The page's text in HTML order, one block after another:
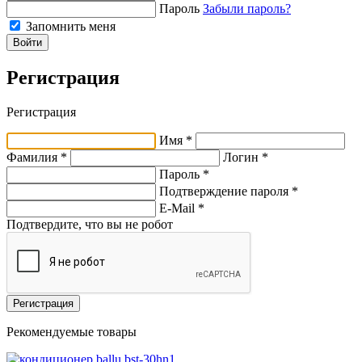
Пароль Забыли пароль?
Запомнить меня
Войти
Регистрация
Регистрация
Имя *
Фамилия *
Логин *
Пароль *
Подтверждение пароля *
E-Mail *
Подтвердите, что вы не робот
Регистрация
Рекомендуемые товары